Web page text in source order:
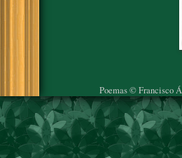
Poemas © Francisco